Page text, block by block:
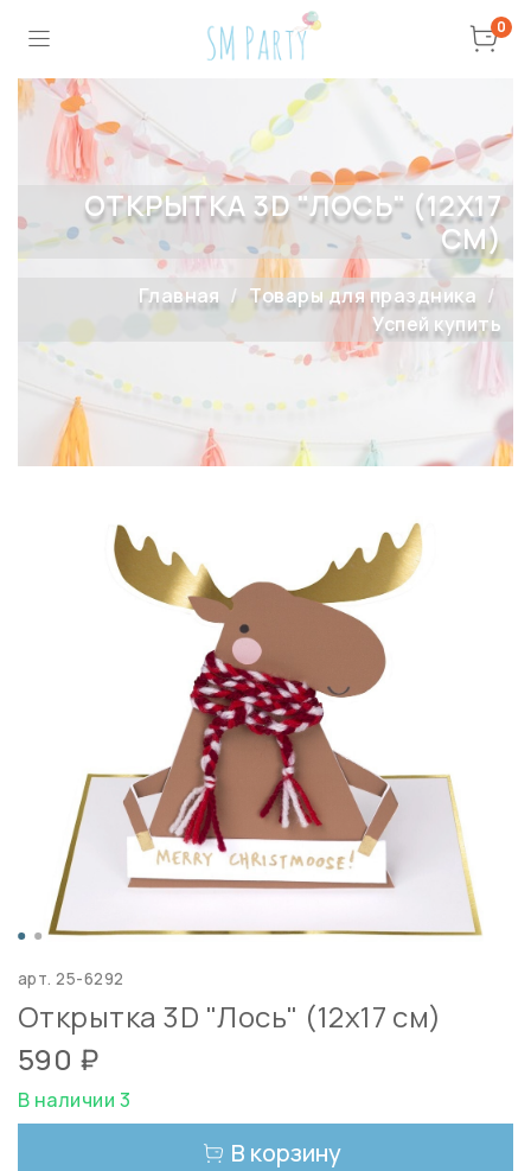
0
ОТКРЫТКА 3D "ЛОСЬ" (12Х17
СМ)
Главная
Товары для праздника
Успей купить
арт.25-6292
Открытка 3D "Лось" (12х17 см)
590 ₽
В наличии 3
В корзину